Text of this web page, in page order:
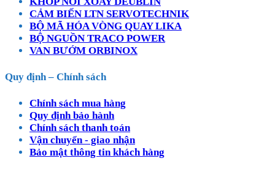
CẢM BIẾN LTN SERVOTECHNIK
BỘ MÃ HÓA VÒNG QUAY LIKA
BỘ NGUỒN TRACO POWER
VAN BƯỚM ORBINOX
Quy định – Chính sách
Chính sách mua hàng
Quy định bảo hành
Chính sách thanh toán
Vận chuyển - giao nhận
Bảo mật thông tin khách hàng